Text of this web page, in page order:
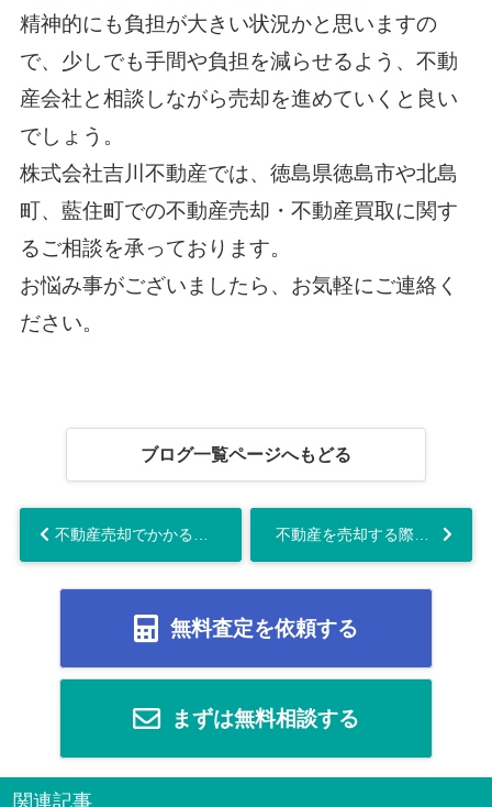
精神的にも負担が大きい状況かと思いますの
で、少しでも手間や負担を減らせるよう、不動
産会社と相談しながら売却を進めていくと良い
でしょう。
株式会社吉川不動産では、徳島県徳島市や北島
町、藍住町での不動産売却・不動産買取に関す
るご相談を承っております。
お悩み事がございましたら、お気軽にご連絡く
ださい。
ブログ一覧ページへもどる
無料査定を依頼する
まずは無料相談する
関連記事